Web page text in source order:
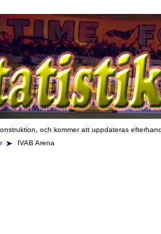
och kommer att uppdateras
IVAB Arena